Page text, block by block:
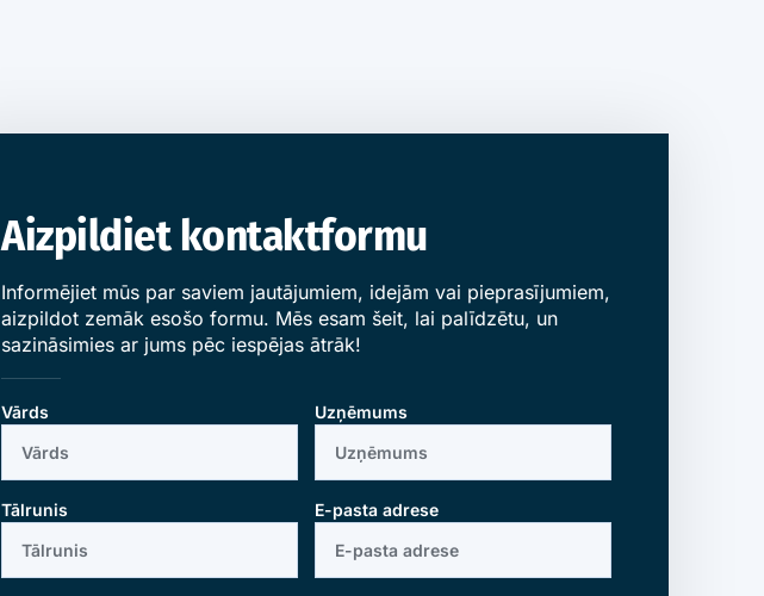
Aizpildiet kontaktformu
Informējiet mūs par saviem jautājumiem, idejām vai pieprasījumiem,
aizpildot zemāk esošo formu. Mēs esam šeit, lai palīdzētu, un
sazināsimies ar jums pēc iespējas ātrāk!
Vārds Uzņēmums
Tālrunis E-pasta adrese